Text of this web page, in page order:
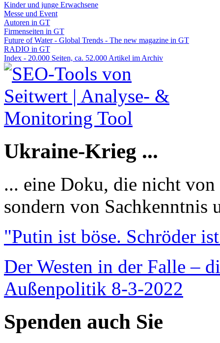
Kinder und junge Erwachsene
Messe und Event
Autoren in GT
Firmenseiten in GT
Future of Water - Global Trends - The new magazine in GT
RADIO in GT
Index - 20.000 Seiten, ca. 52.000 Artikel im Archiv
Ukraine-Krieg ...
... eine Doku, die nicht
sondern von Sachkenntnis
"Putin ist böse. Schröder
Der Westen in der Falle –
Außenpolitik 8-3-2022
Spenden auch Sie